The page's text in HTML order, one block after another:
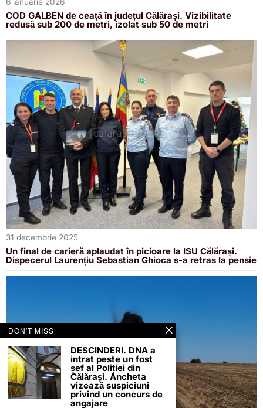
6 ianuarie 2026
COD GALBEN de ceață în județul Călărași. Vizibilitate
redusă sub 200 de metri, izolat sub 50 de metri
31 decembrie 2025
Un final de carieră aplaudat în picioare la ISU Călărași.
Dispecerul Laurențiu Sebastian Ghioca s-a retras la pensie
DON'T MISS
DESCINDERI. DNA a
intrat peste un fost
șef al Poliției din
Călărași. Ancheta
vizează suspiciuni
privind un concurs de
angajare